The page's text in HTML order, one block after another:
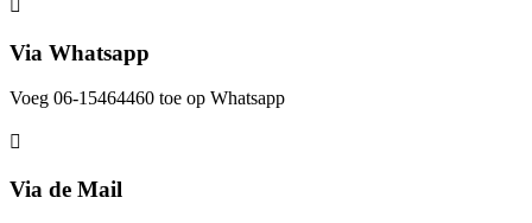
Via Whatsapp
Voeg 06-15464460 toe op Whatsapp
Via de Mail